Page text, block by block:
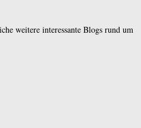
weitere interessante Blogs rund um